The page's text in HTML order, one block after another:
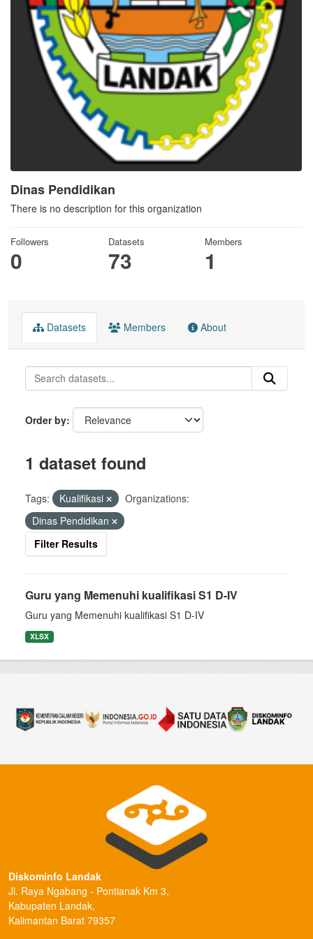
Dinas Pendidikan
There is no description for this organization
Followers
0
Datasets
73
Members
1
Datasets Members About
Order by
1 dataset found
Tags: Kualifikasi
Organizations:
Dinas Pendidikan
Filter Results
Guru yang Memenuhi kualifikasi S1 D-IV
Guru yang Memenuhi kualifikasi S1 D-IV
XLSX
Diskominfo Landak
Jl. Raya Ngabang - Pontianak Km 3,
Kabupaten Landak,
Kalimantan Barat 79357